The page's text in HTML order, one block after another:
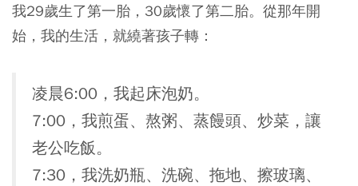
我29歲生了第一胎，30歲懷了第二胎。從那年開
始，我的生活，就繞著孩子轉：
凌晨6:00，我起床泡奶。
7:00，我煎蛋、熬粥、蒸饅頭、炒菜，讓
老公吃飯。
7:30，我洗奶瓶、洗碗、拖地、擦玻璃、